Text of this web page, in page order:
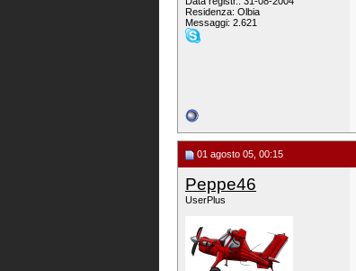
Residenza: Olbia
Messaggi: 2.621
01 agosto 05, 00:15
Peppe46
UserPlus